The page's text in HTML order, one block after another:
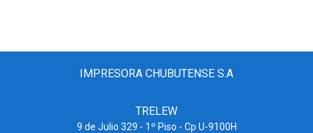
IMPRESORA CHUBUTENSE S.A
TRELEW
9 de Julio 329 - 1º Piso - Cp U-9100H